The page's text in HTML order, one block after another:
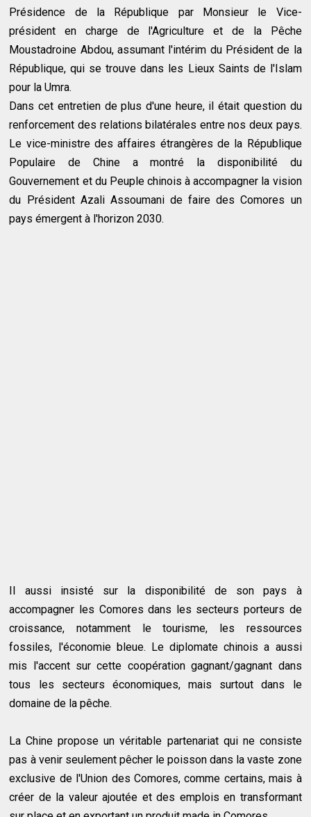
Présidence de la République par Monsieur le Vice-
président en charge de l'Agriculture et de la Pêche
Moustadroine Abdou, assumant l'intérim du Président de la
République, qui se trouve dans les Lieux Saints de l'Islam
pour la Umra.
Dans cet entretien de plus d'une heure, il était question du
renforcement des relations bilatérales entre nos deux pays.
Le vice-ministre des affaires étrangères de la République
Populaire de Chine a montré la disponibilité du
Gouvernement et du Peuple chinois à accompagner la vision
du Président Azali Assoumani de faire des Comores un
pays émergent à l'horizon 2030.
Il aussi insisté sur la disponibilité de son pays à
accompagner les Comores dans les secteurs porteurs de
croissance, notamment le tourisme, les ressources
fossiles, l'économie bleue. Le diplomate chinois a aussi
mis l'accent sur cette coopération gagnant/gagnant dans
tous les secteurs économiques, mais surtout dans le
domaine de la pêche.
La Chine propose un véritable partenariat qui ne consiste
pas à venir seulement pêcher le poisson dans la vaste zone
exclusive de l'Union des Comores, comme certains, mais à
créer de la valeur ajoutée et des emplois en transformant